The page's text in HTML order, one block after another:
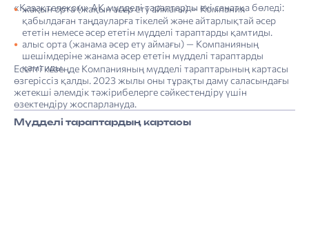
«Қазақтелеком» АҚ мүдделі тараптарды екі санатқа бөледі:
жақын орта (жақын әсер ету аймағы) — Компания
қабылдаған таңдауларға тікелей және айтарлықтай әсер
ететін немесе әсер ететін мүдделі тараптарды қамтиды.
алыс орта (жанама әсер ету аймағы) — Компанияның
шешімдеріне жанама әсер ететін мүдделі тараптарды
қамтиды.
Есепті кезеңде Компанияның мүдделі тараптарының картасы
өзгеріссіз қалды. 2023 жылы оны тұрақты даму саласындағы
жетекші әлемдік тәжірибелерге сәйкестендіру үшін
өзектендіру жоспарлануда.
Мүдделі тараптардың картасы